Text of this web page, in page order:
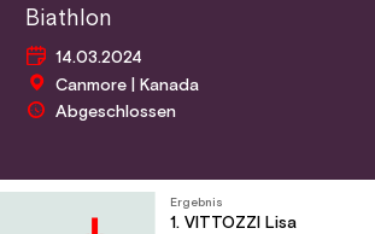
Biathlon
14.03.2024
Canmore | Kanada
Abgeschlossen
Ergebnis
1. VITTOZZI Lisa